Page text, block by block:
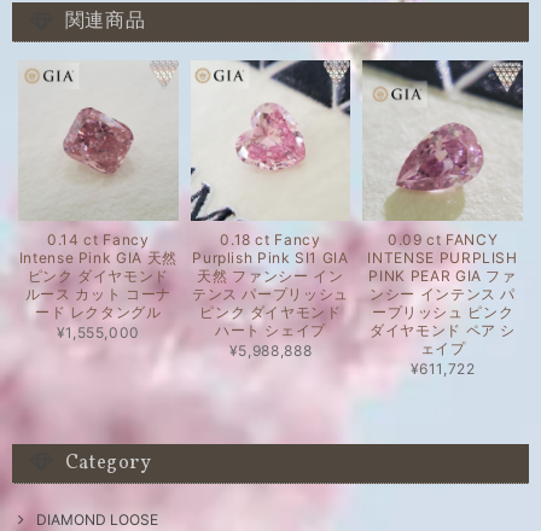
関連商品
0.14 ct Fancy
Intense Pink GIA 天然
ピンク ダイヤモンド
ルース カット コーナ
ード レクタングル
¥1,555,000
0.18 ct Fancy
Purplish Pink SI1 GIA
天然 ファンシー イン
テンス パープリッシュ
ピンク ダイヤモンド
ハート シェイプ
¥5,988,888
0.09 ct FANCY
INTENSE PURPLISH
PINK PEAR GIA ファ
ンシー インテンス パ
ープリッシュ ピンク
ダイヤモンド ペア シ
ェイプ
¥611,722
Category
DIAMOND LOOSE